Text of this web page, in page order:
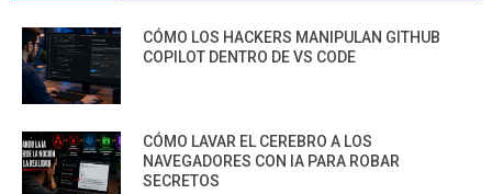
CÓMO LOS HACKERS MANIPULAN GITHUB
COPILOT DENTRO DE VS CODE
CÓMO LAVAR EL CEREBRO A LOS
NAVEGADORES CON IA PARA ROBAR
SECRETOS